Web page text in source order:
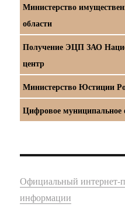
Министерство
области
Получение ЭЦП ЗАО
центр
Министерство Юстиции
Цифровое муниципальное
Официальный интернет-
информации